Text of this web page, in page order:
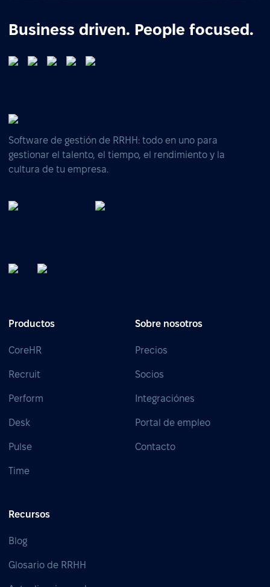
Business driven. People focused.
Software de gestión de RRHH: todo en uno para
gestionar el talento, el tiempo, el rendimiento y la
cultura de tu empresa.
Productos
CoreHR
Recruit
Perform
Desk
Pulse
Time
Sobre nosotros
Precios
Socios
Integraciónes
Portal de empleo
Contacto
Recursos
Blog
Glosario de RRHH